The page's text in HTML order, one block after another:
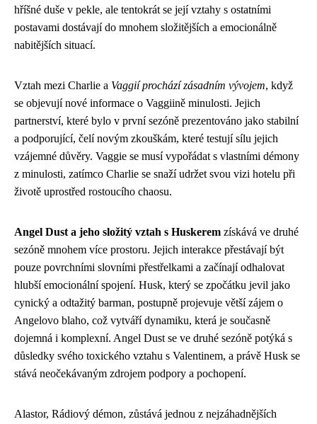
hříšné duše v pekle, ale tentokrát se její vztahy s ostatními
postavami dostávají do mnohem složitějších a emocionálně
nabitějších situací.
Vztah mezi Charlie a Vaggií prochází zásadním vývojem, když
se objevují nové informace o Vaggiině minulosti. Jejich
partnerství, které bylo v první sezóně prezentováno jako stabilní
a podporující, čelí novým zkouškám, které testují sílu jejich
vzájemné důvěry. Vaggie se musí vypořádat s vlastními démony
z minulosti, zatímco Charlie se snaží udržet svou vizi hotelu při
životě uprostřed rostoucího chaosu.
Angel Dust a jeho složitý vztah s Huskerem získává ve druhé
sezóně mnohem více prostoru. Jejich interakce přestávají být
pouze povrchními slovními přestřelkami a začínají odhalovat
hlubší emocionální spojení. Husk, který se zpočátku jevil jako
cynický a odtažitý barman, postupně projevuje větší zájem o
Angelovo blaho, což vytváří dynamiku, která je současně
dojemná i komplexní. Angel Dust se ve druhé sezóně potýká s
důsledky svého toxického vztahu s Valentinem, a právě Husk se
stává neočekávaným zdrojem podpory a pochopení.
Alastor, Rádiový démon, zůstává jednou z nejzáhadnějších